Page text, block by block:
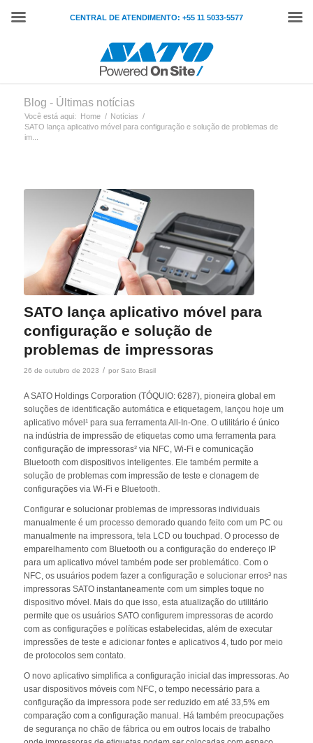
CENTRAL DE ATENDIMENTO: +55 11 5033-5577
Blog - Últimas notícias
Você está aqui: Home / Notícias /
SATO lança aplicativo móvel para configuração e solução de problemas de
im...
SATO lança aplicativo móvel para
configuração e solução de
problemas de impressoras
26 de outubro de 2023 / por Sato Brasil
A SATO Holdings Corporation (TÓQUIO: 6287), pioneira global em
soluções de identificação automática e etiquetagem, lançou hoje um
aplicativo móvel¹ para sua ferramenta All-In-One. O utilitário é único
na indústria de impressão de etiquetas como uma ferramenta para
configuração de impressoras² via NFC, Wi-Fi e comunicação
Bluetooth com dispositivos inteligentes. Ele também permite a
solução de problemas com impressão de teste e clonagem de
configurações via Wi-Fi e Bluetooth.
Configurar e solucionar problemas de impressoras individuais
manualmente é um processo demorado quando feito com um PC ou
manualmente na impressora, tela LCD ou touchpad. O processo de
emparelhamento com Bluetooth ou a configuração do endereço IP
para um aplicativo móvel também pode ser problemático. Com o
NFC, os usuários podem fazer a configuração e solucionar erros³ nas
impressoras SATO instantaneamente com um simples toque no
dispositivo móvel. Mais do que isso, esta atualização do utilitário
permite que os usuários SATO configurem impressoras de acordo
com as configurações e políticas estabelecidas, além de executar
impressões de teste e adicionar fontes e aplicativos 4, tudo por meio
de protocolos sem contato.
O novo aplicativo simplifica a configuração inicial das impressoras. Ao
usar dispositivos móveis com NFC, o tempo necessário para a
configuração da impressora pode ser reduzido em até 33,5% em
comparação com a configuração manual. Há também preocupações
de segurança no chão de fábrica ou em outros locais de trabalho